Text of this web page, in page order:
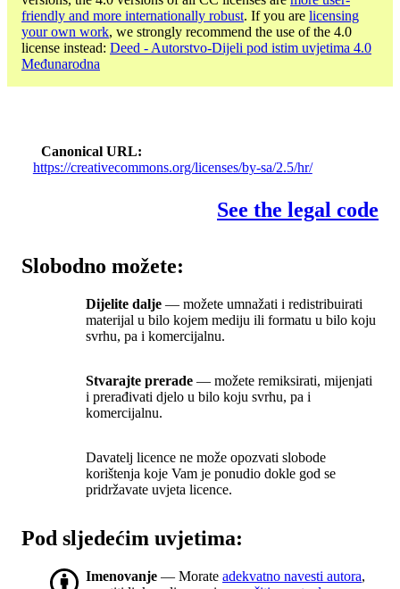
friendly and more internationally robust. If you are licensing
your own work, we strongly recommend the use of the 4.0
license instead: Deed - Autorstvo-Dijeli pod istim uvjetima 4.0
Međunarodna
Canonical URL
https://creativecommons.org/licenses/by-sa/2.5/hr/
See the legal code
Slobodno možete:
Dijelite dalje — možete umnažati i redistribuirati
materijal u bilo kojem mediju ili formatu u bilo koju
svrhu, pa i komercijalnu.
Stvarajte prerade — možete remiksirati, mijenjati
i prerađivati djelo u bilo koju svrhu, pa i
komercijalnu.
Davatelj licence ne može opozvati slobode
korištenja koje Vam je ponudio dokle god se
pridržavate uvjeta licence.
Pod sljedećim uvjetima:
Imenovanje — Morate adekvatno navesti autora,